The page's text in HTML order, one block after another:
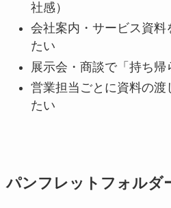
社感）
会社案内・サービス資料
たい
展示会・商談で「持ち
営業担当ごとに資料の渡
たい
パンフレットフォルダ